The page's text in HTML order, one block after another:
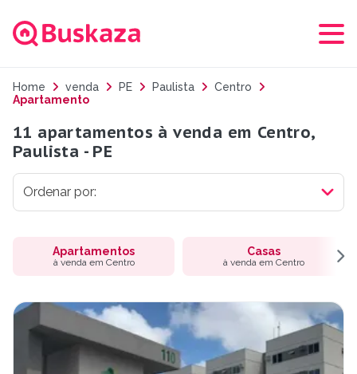
Home venda PE Paulista
Centro
Apartamento
11 apartamentos à venda em Centro,
Paulista - PE
Apartamentos
à venda em Centro
Casas
à venda em Centro